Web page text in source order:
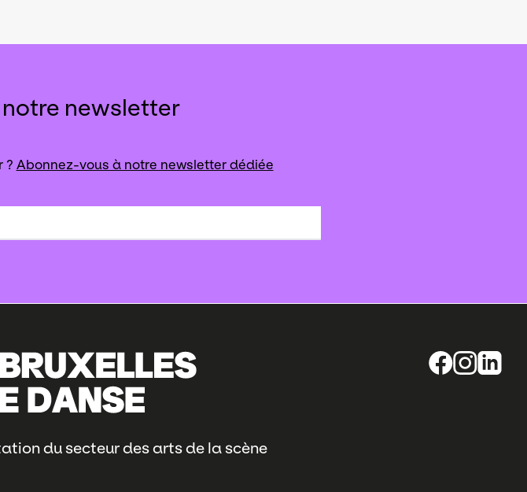
newsletter
? Abonnez-vous à notre newsletter dédiée
du secteur des arts de la scène